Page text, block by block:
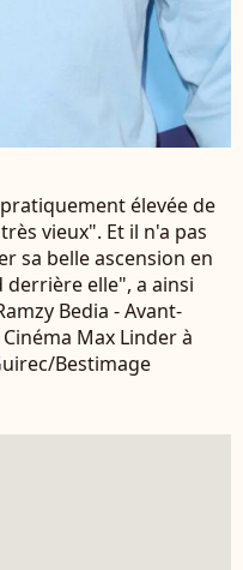
élevée de
vieux". Et il n'a pas
sa belle ascension en
elle", a ainsi
Bedia - Avant-
Max Linder à
Bestimage